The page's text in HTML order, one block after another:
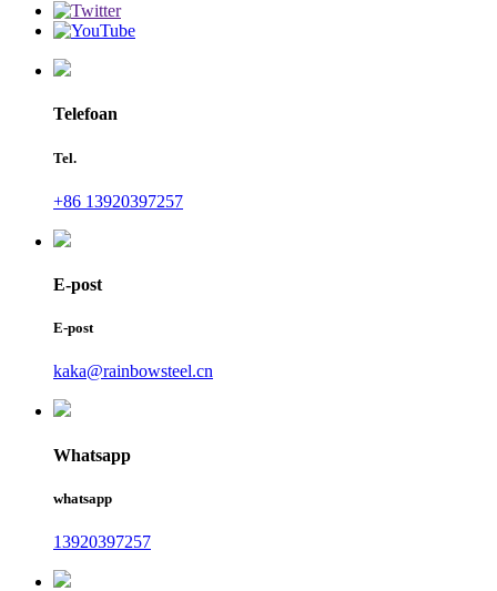
Telefoan
Tel.
+86 13920397257
E-post
E-post
kaka@rainbowsteel.cn
Whatsapp
whatsapp
13920397257